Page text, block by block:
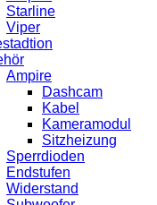
Starline
Viper
Ampire
Dashcam
Kabel
Kameramodul
Sitzheizung
Sperrdioden
Endstufen
Widerstand